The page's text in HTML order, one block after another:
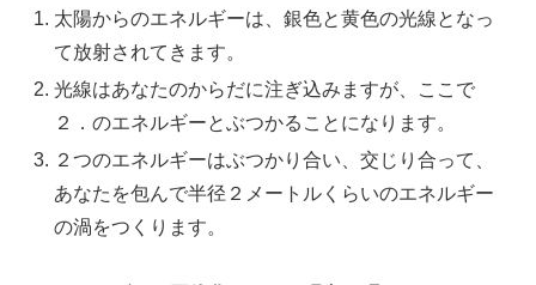
太陽からのエネルギーは、銀色と黄色の光線となっ
て放射されてきます。
光線はあなたのからだに注ぎ込みますが、ここで
２．のエネルギーとぶつかることになります。
２つのエネルギーはぶつかり合い、交じり合って、
あなたを包んで半径２メートルくらいのエネルギー
の渦をつくります。